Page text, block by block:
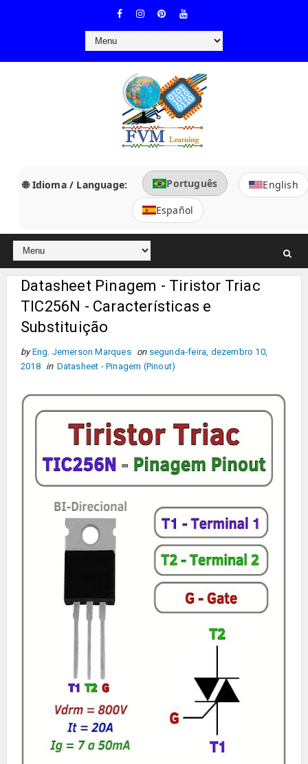
🌐 Idioma / Language: Português
English
Español
Datasheet Pinagem - Tiristor Triac
TIC256N - Características e
Substituição
by Eng. Jemerson Marques on segunda-feira, dezembro 10,
2018
in Datasheet - Pinagem (Pinout)